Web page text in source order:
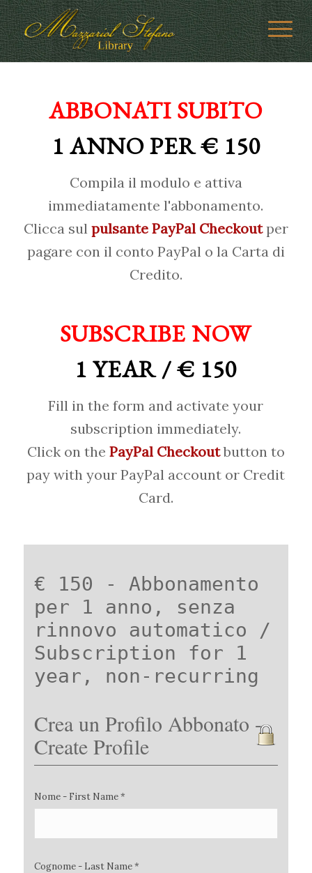
ABBONATI SUBITO
1 ANNO PER € 150
Compila il modulo e attiva
immediatamente l'abbonamento.
Clicca sul pulsante PayPal Checkoutper
pagare con il conto PayPal o la Carta di
Credito.
SUBSCRIBE NOW
1 YEAR / € 150
Fill in the form and activate your
subscription immediately.
Click on the PayPal Checkoutbutton to
pay with your PayPal account or Credit
Card.
€ 150 - Abbonamento
per 1 anno, senza
rinnovo automatico /
Subscription for 1
year, non-recurring
Crea un Profilo Abbonato -
Create Profile
Nome - First Name *
Cognome - Last Name *